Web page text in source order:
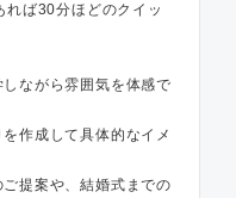
れば30分ほどのクイッ
ながら雰囲気を体感で
作成して具体的なイメ
提案や、結婚式までの